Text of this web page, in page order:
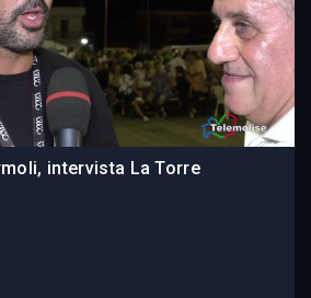
intervista La Torre